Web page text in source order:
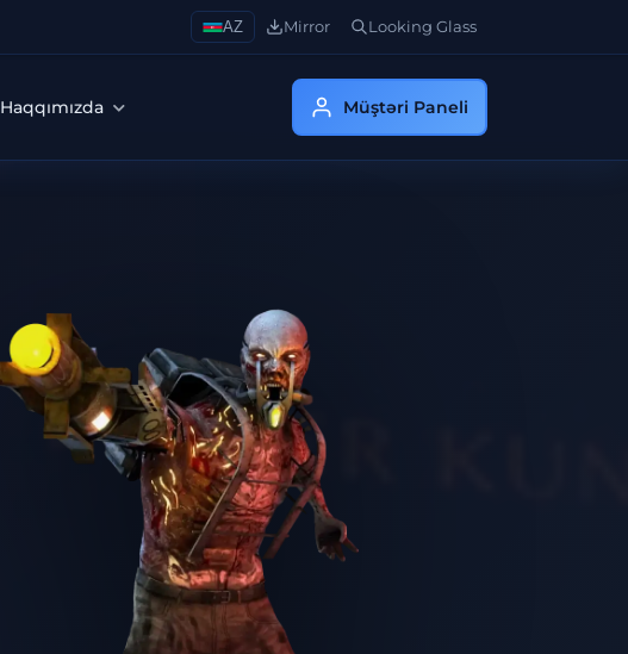
AZ Mirror Looking Glass
Haqqımızda Müştəri Paneli